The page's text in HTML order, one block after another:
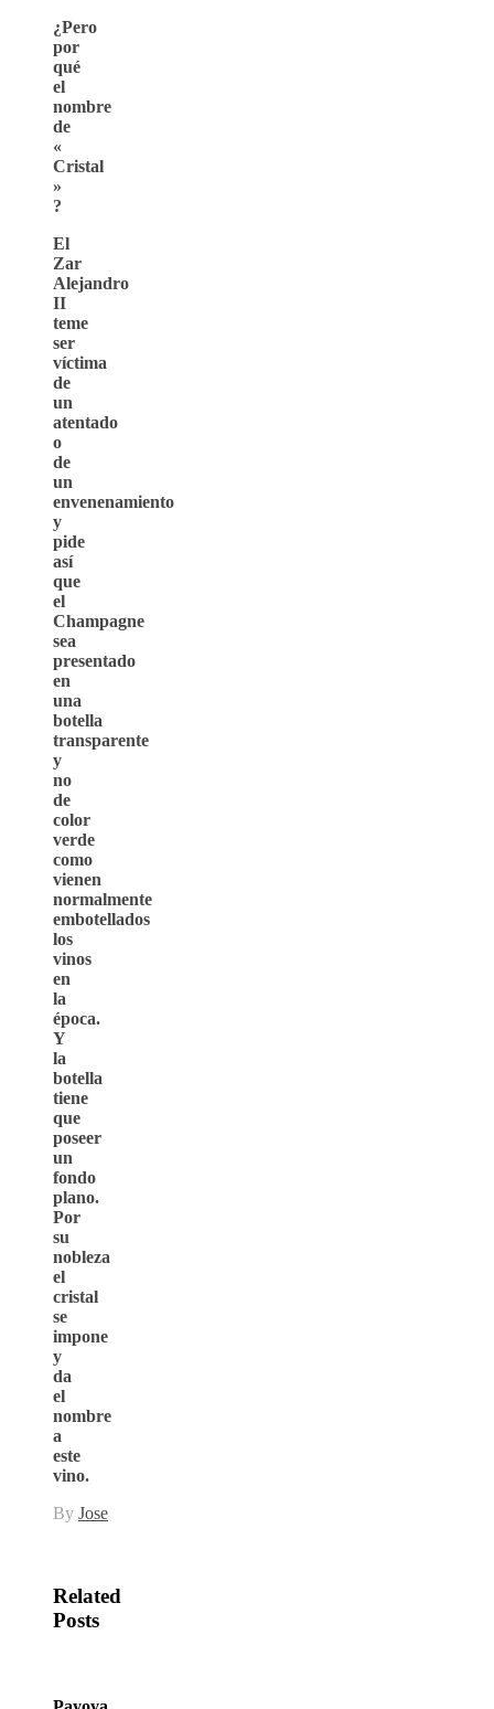
¿Pero
por
qué
el
nombre
de
«
Cristal
»
?
El
Zar
Alejandro
II
teme
ser
víctima
de
un
atentado
o
de
un
envenenamiento
y
pide
así
que
el
Champagne
sea
presentado
en
una
botella
transparente
y
no
de
color
verde
como
vienen
normalmente
embotellados
los
vinos
en
la
época.
Y
la
botella
tiene
que
poseer
un
fondo
plano.
Por
su
nobleza
el
cristal
se
impone
y
da
el
nombre
a
este
vino.
By Jose
Related
Posts